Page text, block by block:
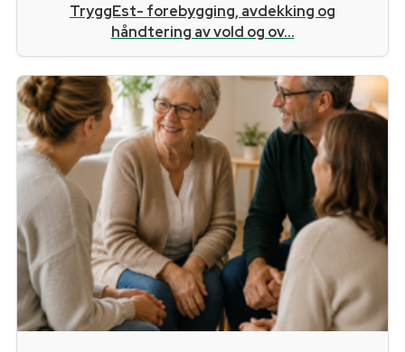
TryggEst- forebygging, avdekking og
håndtering av vold og ov...